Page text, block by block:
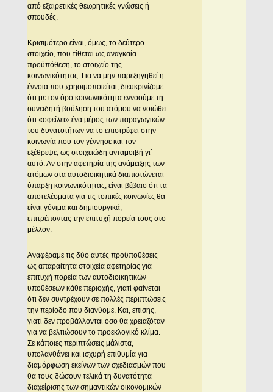
από εξαιρετικές θεωρητικές γνώσεις ή
σπουδές.
Κρισιμότερο είναι, όμως, το δεύτερο
στοιχείο, που τίθεται ως αναγκαία
προϋπόθεση, το στοιχείο της
κοινωνικότητας. Για να μην παρεξηγηθεί η
έννοια που χρησιμοποιείται, διευκρινίζομε
ότι με τον όρο κοινωνικότητα εννοούμε τη
συνειδητή βούληση του ατόμου να νοιώθει
ότι «οφείλει» ένα μέρος των παραγωγικών
του δυνατοτήτων να το επιστρέφει στην
κοινωνία που τον γέννησε και τον
εξέθρεψε, ως στοιχειώδη ανταμοιβή γι`
αυτό. Αν στην αφετηρία της ανάμειξης των
ατόμων στα αυτοδιοικητικά διαπιστώνεται
ύπαρξη κοινωνικότητας, είναι βέβαιο ότι τα
αποτελέσματα για τις τοπικές κοινωνίες θα
είναι γόνιμα και δημιουργικά,
επιτρέποντας την επιτυχή πορεία τους στο
μέλλον.
Αναφέραμε τις δύο αυτές προϋποθέσεις
ως απαραίτητα στοιχεία αφετηρίας για
επιτυχή πορεία των αυτοδιοικητικών
υποθέσεων κάθε περιοχής, γιατί φαίνεται
ότι δεν συντρέχουν σε πολλές περιπτώσεις
την περίοδο που διανύομε. Και, επίσης,
γιατί δεν προβάλλονται όσο θα χρειαζόταν
για να βελτιώσουν το προεκλογικό κλίμα.
Σε κάποιες περιπτώσεις μάλιστα,
υπολανθάνει και ισχυρή επιθυμία για
διαμόρφωση εκείνων των σχεδιασμών που
θα τους δώσουν τελικά τη δυνατότητα
διαχείρισης των σημαντικών οικονομικών